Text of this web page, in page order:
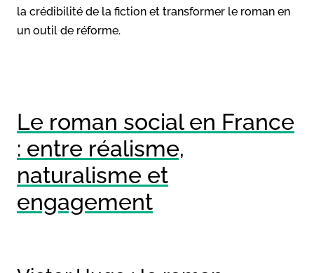
la crédibilité de la fiction et transformer le roman en
un outil de réforme.
Le roman social en France
: entre réalisme,
naturalisme et
engagement